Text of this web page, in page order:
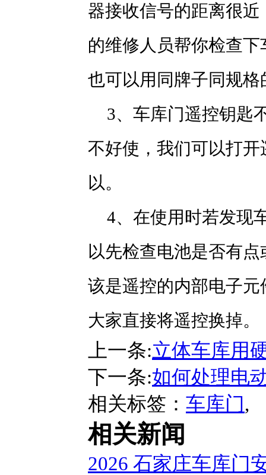
器接收信号的距离很
的维修人员帮你检查
也可以用同牌子同规
3、车库门遥控钥匙
不好使，我们可以打
以。
4、在使用时若发现
以先检查电池是否有
该是遥控的内部电子
大家直接将遥控换掉。
上一条:立体车库用
下一条:如何处理电
相关标签： 车库门,
相关新闻
2026 石家庄车库门